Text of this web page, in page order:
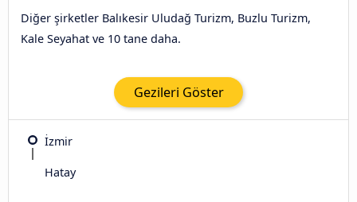
Diğer şirketler Balıkesir Uludağ Turizm, Buzlu Turizm,
Kale Seyahat ve 10 tane daha.
Gezileri Göster
İzmir
Hatay